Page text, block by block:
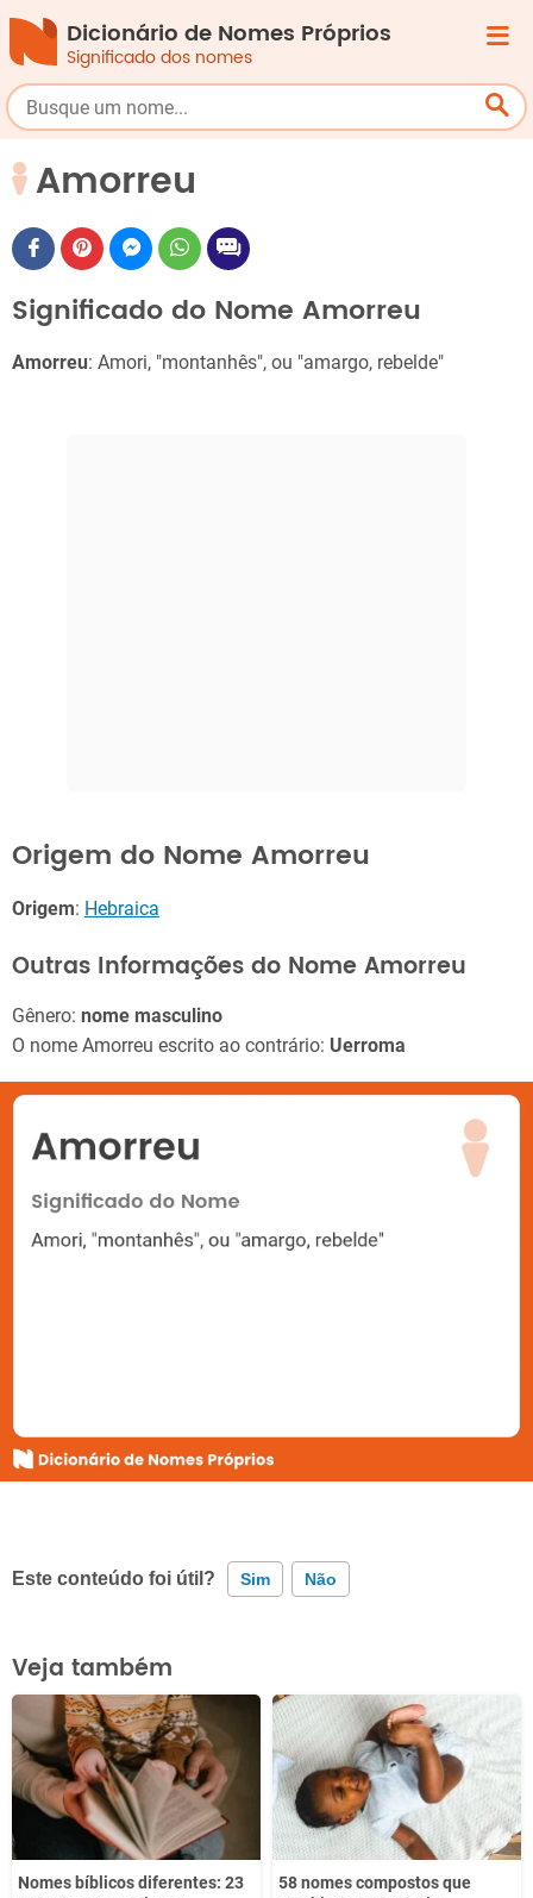
Dicionário de Nomes Próprios
Significado dos nomes
Amorreu
Significado do Nome Amorreu
Amorreu: Amori, "montanhês", ou "amargo, rebelde"
Origem do Nome Amorreu
Origem: Hebraica
Outras Informações do Nome Amorreu
Gênero: nome masculino
O nome Amorreu escrito ao contrário: Uerroma
Este conteúdo foi útil? Sim Não
Este conteúdo contém informação incorreta
Este conteúdo não tem a informação que procuro
Outro
Veja também
Nomes bíblicos diferentes: 23
58 nomes compostos que